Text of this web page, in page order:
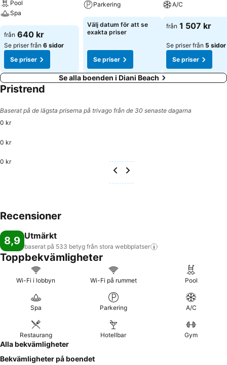
Pool
Spa
från 640 kr
Se priser från 6 sidor
Se priser
Parkering
Välj datum för att se
exakta priser
Se priser
A/C
från 1 507 kr
Se priser från 5 sidor
Se priser
Se alla boenden i Diani Beach
Pristrend
Baserat på de lägsta priserna på trivago från de 30 senaste dagarna
0 kr
0 kr
0 kr
Recensioner
8,9 Utmärkt
baserat på 533 betyg från stora webbplatser
Toppbekvämligheter
Wi-Fi i lobbyn Wi-Fi på rummet Pool
Spa Parkering A/C
Restaurang Hotellbar Gym
Alla bekvämligheter
Bekvämligheter på boendet